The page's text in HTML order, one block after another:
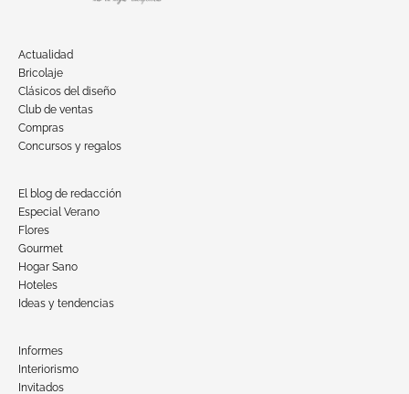
Actualidad
Bricolaje
Clásicos del diseño
Club de ventas
Compras
Concursos y regalos
El blog de redacción
Especial Verano
Flores
Gourmet
Hogar Sano
Hoteles
Ideas y tendencias
Informes
Interiorismo
Invitados